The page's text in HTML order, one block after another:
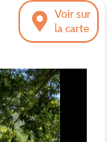
Voir sur
la carte